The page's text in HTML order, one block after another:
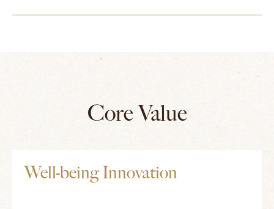
Core Value
Well-being Innovation